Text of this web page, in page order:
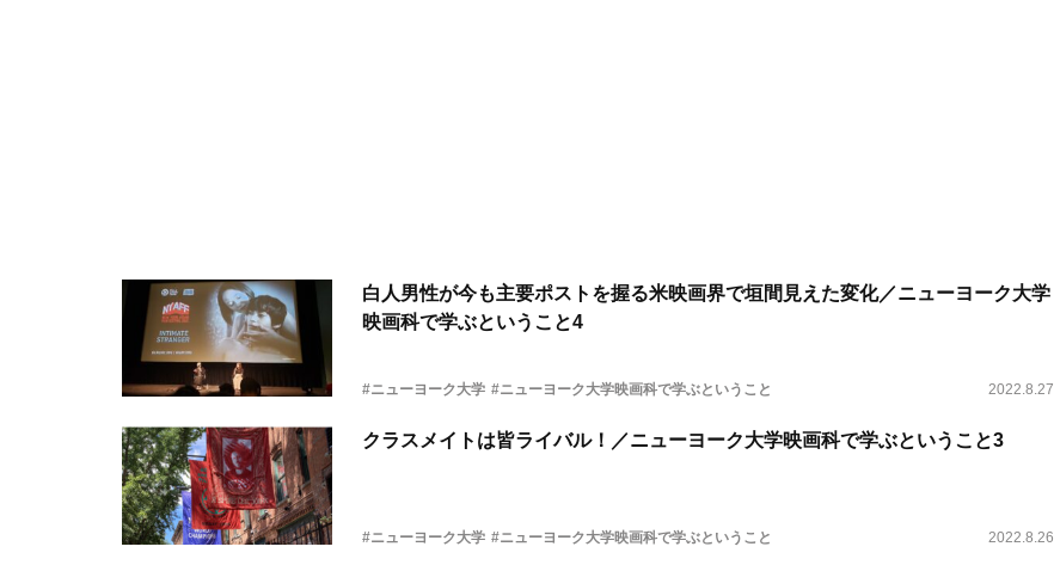
白人男性が今も主要ポストを握る米映画界で垣間見えた変化／ニューヨーク大学
映画科で学ぶということ4
#ニューヨーク大学 #ニューヨーク大学映画科で学ぶということ 2022.8.27
クラスメイトは皆ライバル！／ニューヨーク大学映画科で学ぶということ3
#ニューヨーク大学 #ニューヨーク大学映画科で学ぶということ 2022.8.26